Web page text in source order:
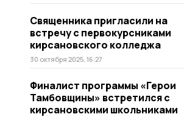
Священника пригласили на
встречу с первокурсниками
кирсановского колледжа
30 октября 2025, 16:27
Финалист программы «Герои
Тамбовщины» встретился с
кирсановскими школьниками